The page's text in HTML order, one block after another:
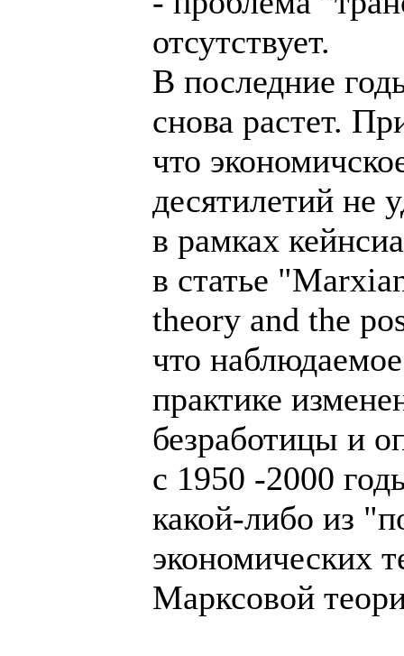
отсутствует.
В последние
снова растет.
что
десятилетий не
в рамках
в статье
theory and the
что
практике
безработицы и
с 1950 -2000
какой-либо из
экономических
Марксовой